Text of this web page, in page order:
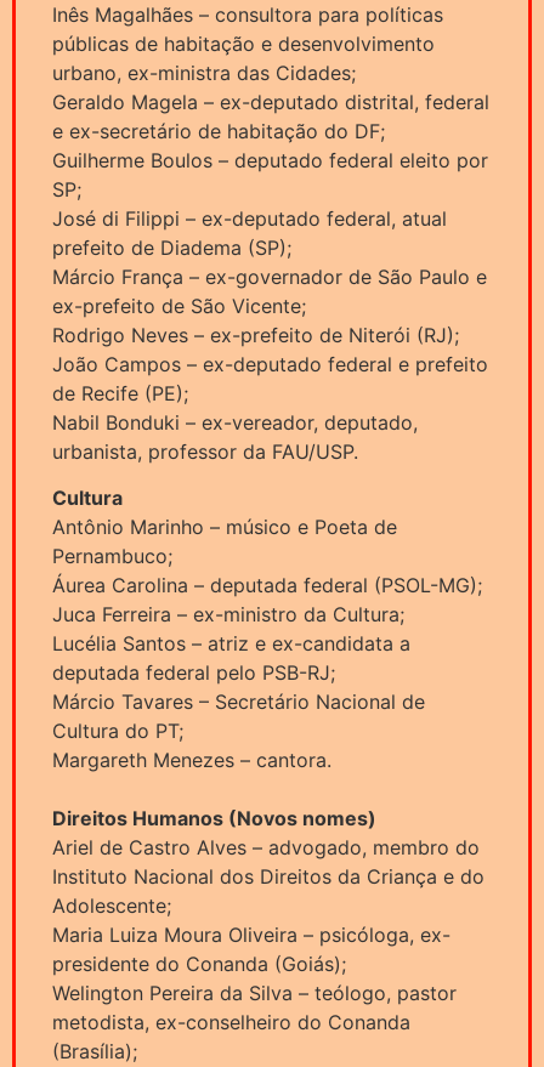
Inês Magalhães – consultora para políticas
públicas de habitação e desenvolvimento
urbano, ex-ministra das Cidades;
Geraldo Magela – ex-deputado distrital, federal
e ex-secretário de habitação do DF;
Guilherme Boulos – deputado federal eleito por
SP;
José di Filippi – ex-deputado federal, atual
prefeito de Diadema (SP);
Márcio França – ex-governador de São Paulo e
ex-prefeito de São Vicente;
Rodrigo Neves – ex-prefeito de Niterói (RJ);
João Campos – ex-deputado federal e prefeito
de Recife (PE);
Nabil Bonduki – ex-vereador, deputado,
urbanista, professor da FAU/USP.
Cultura
Antônio Marinho – músico e Poeta de
Pernambuco;
Áurea Carolina – deputada federal (PSOL-MG);
Juca Ferreira – ex-ministro da Cultura;
Lucélia Santos – atriz e ex-candidata a
deputada federal pelo PSB-RJ;
Márcio Tavares – Secretário Nacional de
Cultura do PT;
Margareth Menezes – cantora.
Direitos Humanos (Novos nomes)
Ariel de Castro Alves – advogado, membro do
Instituto Nacional dos Direitos da Criança e do
Adolescente;
Maria Luiza Moura Oliveira – psicóloga, ex-
presidente do Conanda (Goiás);
Welington Pereira da Silva – teólogo, pastor
metodista, ex-conselheiro do Conanda
(Brasília);